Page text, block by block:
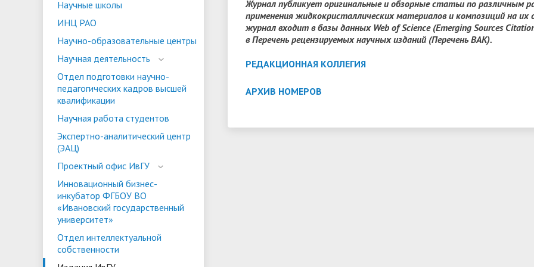
• Конкурсы на замещение
должностей
• Координационный центр ИвГУ
трудоустройству
«Карьера»
• Олимпиада "Большие надежды
малых городов"
ориентации и содействия
трудоустройству выпускников
«Карьера»
• Дистанционные занятия для
иностранных студентов
• Страница добра
• Платные образовательные услуги
• Стипендии и меры поддержки
обучающихся
• Платные образовательные услуги • Финансово-хозяйственная
деятельность
• Абитуриенту
• Международное сотрудничество
• Организация питания в
образовательной организации
Научные школы
ИНЦ РАО
Научно-образовательные центры
Научная деятельность
Отдел подготовки научно-
педагогических кадров высшей
квалификации
Научная работа студентов
Экспертно-аналитический центр
(ЭАЦ)
Проектный офис ИвГУ
Инновационный бизнес-
инкубатор ФГБОУ ВО
«Ивановский государственный
университет»
Отдел интеллектуальной
собственности
Журнал публикует оригинальные и обзорные статьи по различным
применения жидкокристаллических материалов и композиций на
журнал входит в базы данных Web of Science (Emerging Sources
в Перечень рецензируемых научных изданий (Перечень ВАК).
РЕДАКЦИОННАЯ КОЛЛЕГИЯ
АРХИВ НОМЕРОВ